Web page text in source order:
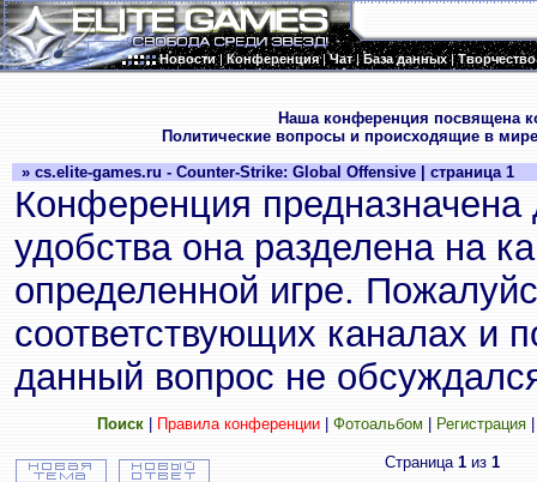
Новости|Конференция|Чат|База данных|Творчество
Наша конференция посвящена
Политические вопросы и происходящие в
» cs.elite-games.ru - Counter-Strike: Global Offensive | страница 1
Конференция
удобства она разделена на
определенной игре.
соответствующих каналах и
данный вопрос не
Поиск| Правила конференции| Фотоальбом Регистрация
Страница 1из 1